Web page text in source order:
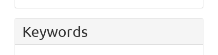
Keywords